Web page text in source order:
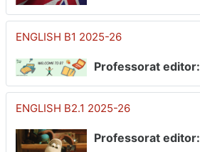
ENGLISH B1 2025-26
Professorat editor:
ENGLISH B2.1 2025-26
Professorat editor: